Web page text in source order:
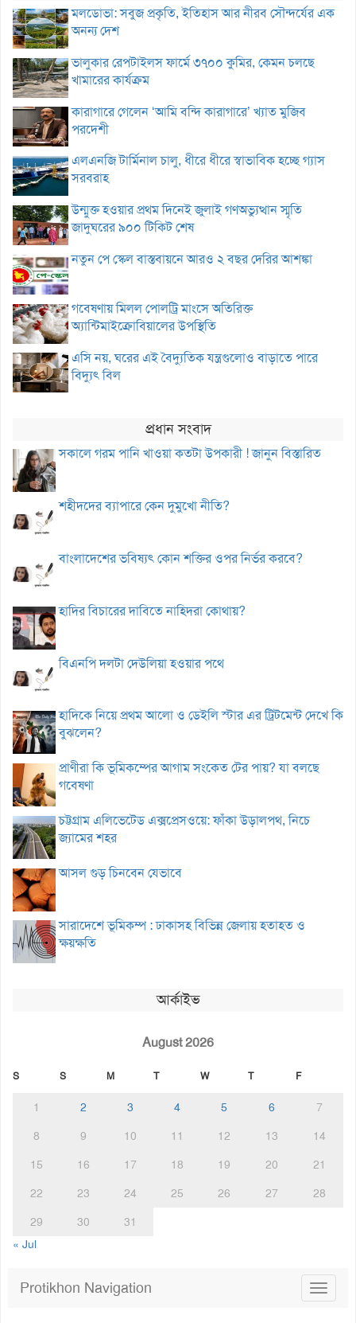
মলডোভা: সবুজ প্রকৃতি, ইতিহাস আর নীরব সৌন্দর্যের এক
অনন্য দেশ
ভালুকার রেপটাইলস ফার্মে ৩৭০০ কুমির, কেমন চলছে
খামারের কার্যক্রম
কারাগারে গেলেন ‘আমি বন্দি কারাগারে’ খ্যাত মুজিব
পরদেশী
এলএনজি টার্মিনাল চালু, ধীরে ধীরে স্বাভাবিক হচ্ছে গ্যাস
সরবরাহ
উন্মুক্ত হওয়ার প্রথম দিনেই জুলাই গণঅভ্যুত্থান স্মৃতি
জাদুঘরের ৯০০ টিকিট শেষ
নতুন পে স্কেল বাস্তবায়নে আরও ২ বছর দেরির আশঙ্কা
গবেষণায় মিলল পোলট্রি মাংসে অতিরিক্ত
অ্যান্টিমাইক্রোবিয়ালের উপস্থিতি
এসি নয়, ঘরের এই বৈদ্যুতিক যন্ত্রগুলোও বাড়াতে পারে
বিদ্যুৎ বিল
প্রধান সংবাদ
সকালে গরম পানি খাওয়া কতটা উপকারী ! জানুন বিস্তারিত
শহীদদের ব্যাপারে কেন দুমুখো নীতি?
বাংলাদেশের ভবিষ্যৎ কোন শক্তির ওপর নির্ভর করবে?
হাদির বিচারের দাবিতে নাহিদরা কোথায়?
বিএনপি দলটা দেউলিয়া হওয়ার পথে
হাদিকে নিয়ে প্রথম আলো ও ডেইলি স্টার এর ট্রিটমেন্ট দেখে কি
বুঝলেন?
প্রাণীরা কি ভূমিকম্পের আগাম সংকেত টের পায়? যা বলছে
গবেষণা
চট্টগ্রাম এলিভেটেড এক্সপ্রেসওয়ে: ফাঁকা উড়ালপথ, নিচে
জ্যামের শহর
আসল গুড় চিনবেন যেভাবে
সারাদেশে ভূমিকম্প : ঢাকাসহ বিভিন্ন জেলায় হতাহত ও
ক্ষয়ক্ষতি
আর্কাইভ
August 2026
S S M T W T F
1 2 3 4 5 6
7
8
9 10 11 12 13
14
15
16 17 18 19 20
21
22
23 24 25 26 27
28
29
30
31
« Jul
Toggle
Protikhon Navigation